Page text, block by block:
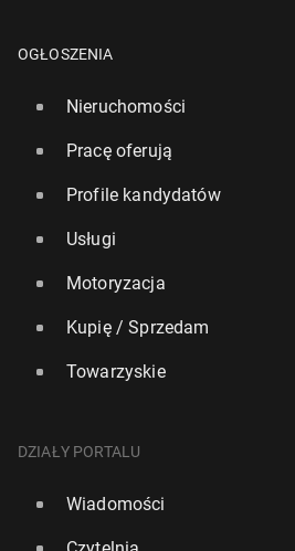
OGŁOSZENIA
Nieruchomości
Pracę oferują
Profile kandydatów
Usługi
Motoryzacja
Kupię / Sprzedam
Towarzyskie
DZIAŁY PORTALU
Wiadomości